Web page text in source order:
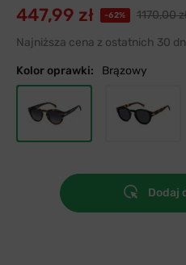
447,99 zł -62%
1170,00 zł
Najniższa cena z ostatnich 30
Kolor oprawki: Brązowy
Dodaj